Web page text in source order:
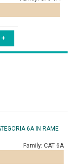
6A IN RAME
Family: CAT 6A